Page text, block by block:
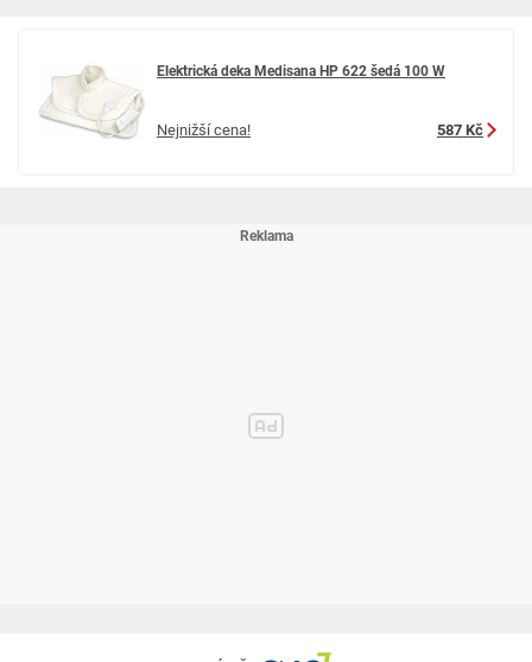
Elektrická deka Medisana HP 622 šedá 100 W
Nejnižší cena! 587 Kč